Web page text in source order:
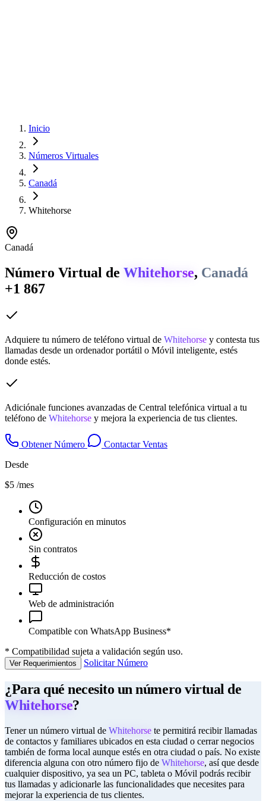
Inicio
Números Virtuales
Canadá
Whitehorse
Canadá
Número Virtual de Whitehorse, Canadá
+1 867
Adquiere tu número de teléfono virtual de Whitehorse y contesta tus
llamadas desde un ordenador portátil o Móvil inteligente, estés
donde estés.
Adiciónale funciones avanzadas de Central telefónica virtual a tu
teléfono de Whitehorse y mejora la experiencia de tus clientes.
Obtener Número
Contactar Ventas
Desde
$5 /mes
Configuración en minutos
Sin contratos
Reducción de costos
Web de administración
Compatible con WhatsApp Business*
* Compatibilidad sujeta a validación según uso.
Ver Requerimientos Solicitar Número
¿Para qué necesito un número virtual de
Whitehorse?
Tener un número virtual de Whitehorse te permitirá recibir llamadas
de contactos y familiares ubicados en esta ciudad o cerrar negocios
también de forma local aunque estés en otra ciudad o país. No existe
diferencia alguna con otro número fijo de Whitehorse, así que desde
cualquier dispositivo, ya sea un PC, tableta o Móvil podrás recibir
tus llamadas y adicionarle las funcionalidades que necesites para
mejorar la experiencia de tus clientes.